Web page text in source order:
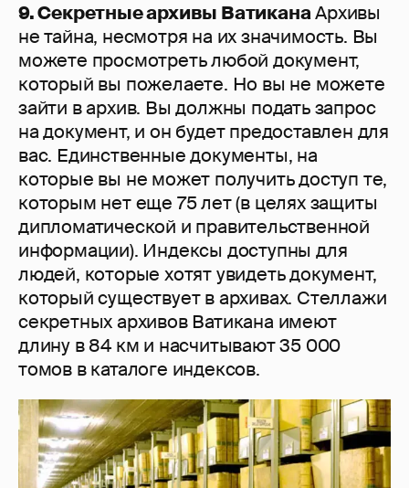
9. Секретные архивы ВатиканаАрхивы
не тайна, несмотря на их значимость. Вы
можете просмотреть любой документ,
который вы пожелаете. Но вы не можете
зайти в архив. Вы должны подать запрос
на документ, и он будет предоставлен для
вас. Единственные документы, на
которые вы не может получить доступ те,
которым нет еще 75 лет (в целях защиты
дипломатической и правительственной
информации). Индексы доступны для
людей, которые хотят увидеть документ,
который существует в архивах. Стеллажи
секретных архивов Ватикана имеют
длину в 84 км и насчитывают 35 000
томов в каталоге индексов.